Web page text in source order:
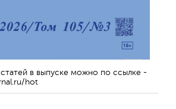
статей в выпуске можно по ссылке -
hot
Обратная